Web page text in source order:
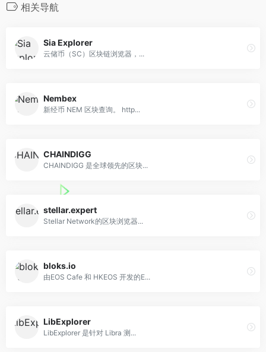
相关导航
Sia Explorer
云储币（SC）区块链浏览器，...
Nembex
新经币 NEM 区块查询。 http...
CHAINDIGG
CHAINDIGG 是全球领先的区块...
stellar.expert
Stellar Network的区块浏览器...
bloks.io
由EOS Cafe 和 HKEOS 开发的E...
LibExplorer
LibExplorer 是针对 Libra 测...